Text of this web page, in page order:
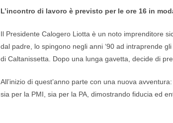
L’incontro di lavoro è previsto per le ore 16 in
Il Presidente Calogero Liotta è un noto imprenditore
dal padre, lo spingono negli anni ‘90 ad intraprende
di Caltanissetta. Dopo una lunga gavetta, decide di
All’inizio di quest’anno parte con una nuova avventura:
sia per la PMI, sia per la PA, dimostrando fiducia ed